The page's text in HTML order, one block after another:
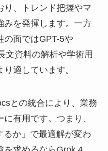
り、トレンド把握やマ
みを発揮します。一方
の面ではGPT-5や
文資料の解析や学術用
適しています。
との統合により、業務
有用です。つまり、
か」で最適解が変わ